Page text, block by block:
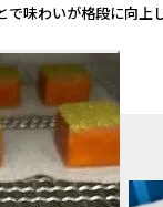
わいが格